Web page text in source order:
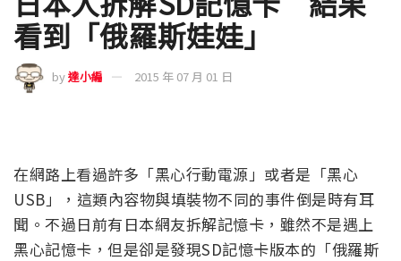
看到「俄羅斯娃娃」
by達小編 2015 年 07 月 01 日
在網路上看過許多「黑心行動電源」或者是「黑心
USB」，這類內容物與填裝物不同的事件倒是時有耳
聞。不過日前有日本網友拆解記憶卡，雖然不是遇上
黑心記憶卡，但是卻是發現SD記憶卡版本的「俄羅斯